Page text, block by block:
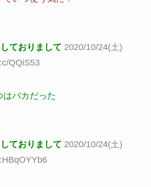
ておりまして 2020/10/24(土)
QQiS53
はバカだった
ておりまして 2020/10/24(土)